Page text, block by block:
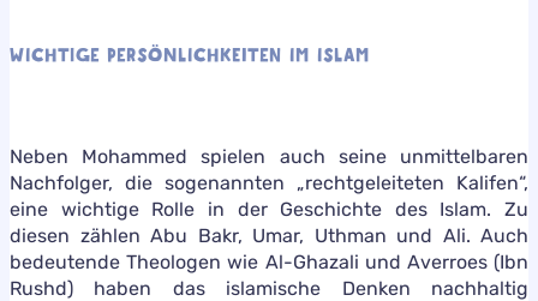
WICHTIGE PERSÖNLICHKEITEN IM ISLAM
Neben Mohammed spielen auch seine unmittelbaren
Nachfolger, die sogenannten „rechtgeleiteten Kalifen“,
eine wichtige Rolle in der Geschichte des Islam. Zu
diesen zählen Abu Bakr, Umar, Uthman und Ali. Auch
bedeutende Theologen wie Al-Ghazali und Averroes (Ibn
Rushd) haben das islamische Denken nachhaltig